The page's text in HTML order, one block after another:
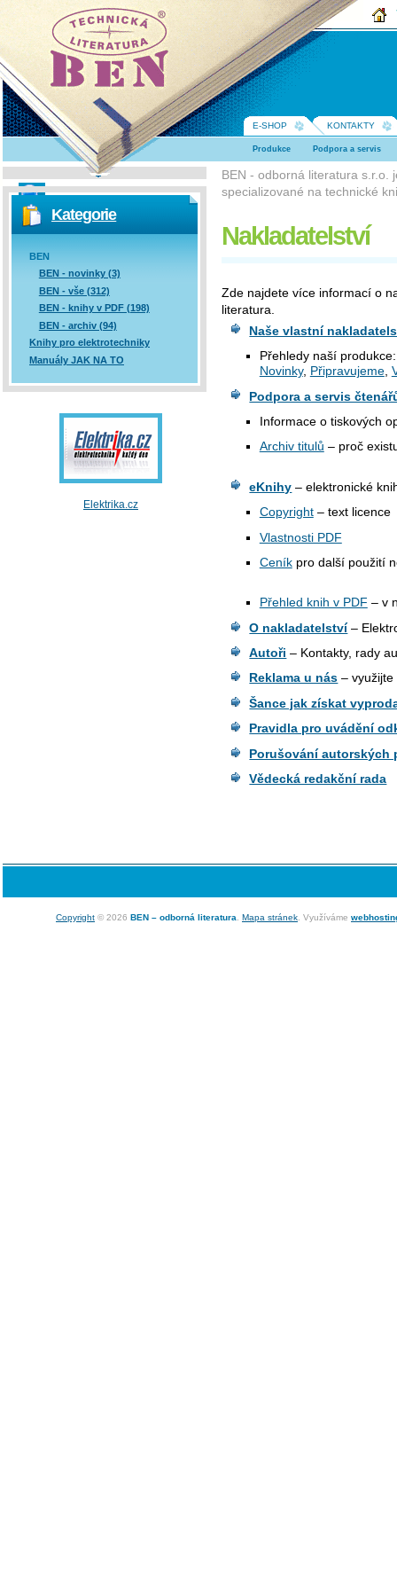
BEN -
technická
literatura
BEN - odborná literatura s.r.o.
specializované na technické
Nakladatelství
Zde najdete více informací o
literatura.
Naše vlastní
Přehledy naší produkce:
Novinky, Připravujeme,
Podpora a servis
Informace o tiskových
Archiv titulů – proč
eKnihy – elektronické
Copyright– text licence
Vlastnosti PDF
Ceníkpro další použití
Přehled knih v PDF – v
O nakladatelství–
Autoři – Kontakty, rady
Reklama u nás –
Šance jak získat
Pravidla pro uvádění
Porušování autorských
Vědecká redakční rada
Vyhledávání
Kategorie
BEN
BEN - novinky (3)
BEN - vše (312)
BEN - knihy v PDF (198)
BEN - archiv (94)
Knihy pro elektrotechniky
Manuály JAK NA TO
Elektrika.cz
E-SHOP KONTAKTY
Produkce Podpora a servis
Copyright © 2026 BEN – odborná literatura Mapa stránek . Využíváme